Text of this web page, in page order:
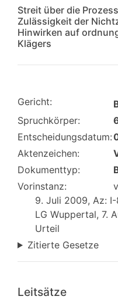
Streit über die
Zulässigkeit der
Hinwirken auf
Klägers
Gericht:
Spruchkörper:
Entscheidungsdatum:
Aktenzeichen:
Dokumenttyp:
Vorinstanz:
9. Juli 2009, Az:
LG Wuppertal, 7.
Urteil
Zitierte Gesetze
Leitsätze